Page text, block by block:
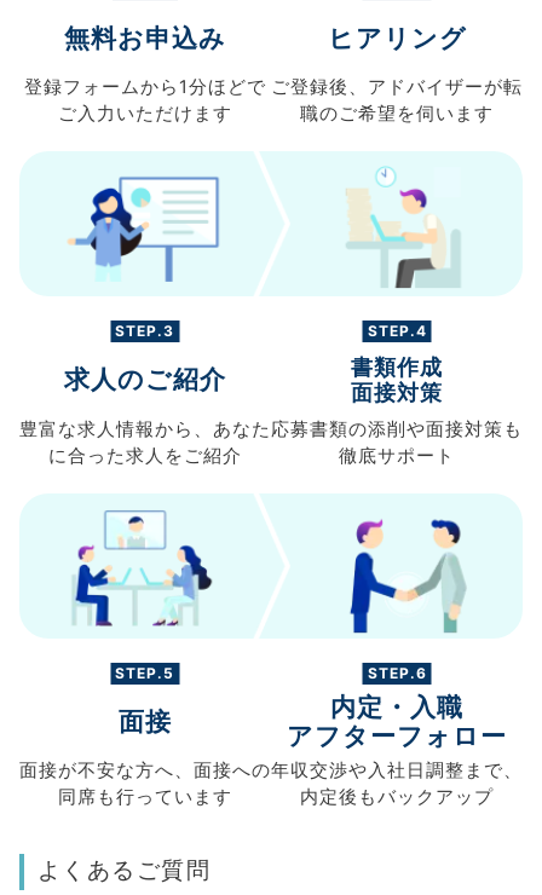
無料お申込み
登録フォームから 1分ほどで
ご入力 いただけます
ヒアリング
ご登録後、 アドバイザーが転
職のご希望を伺います
STEP.3
求人のご紹介
豊富な求人情報から、 あなた
に合った求人を ご紹介
STEP.4
書類作成
面接対策
応募書類の添削や面接対策も
徹底サポート
STEP.5
面接
面接が不安な方へ、 面接への
同席も行っています
STEP.6
内定・入職
アフターフォロー
年収交渉や入社日調整まで、
内定後もバックアップ
よくあるご質問